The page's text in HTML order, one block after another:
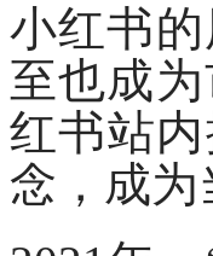
小红书
至也成
红书站
念，成